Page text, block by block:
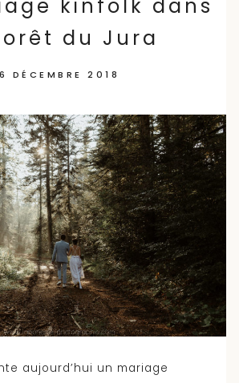
kinfolk dans
du Jura
6 DÉCEMBRE 2018
aujourd’hui un mariage